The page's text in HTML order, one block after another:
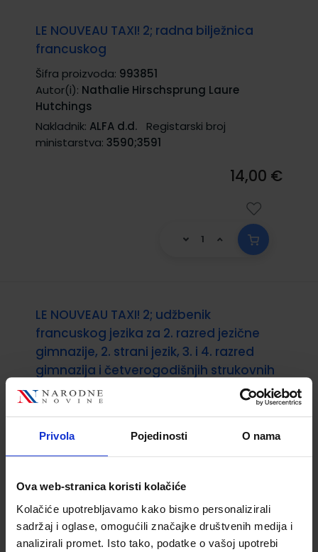
Privola Pojedinosti O nama
Ova web-stranica koristi kolačiće
Kolačiće upotrebljavamo kako bismo personalizirali
sadržaj i oglase, omogućili značajke društvenih medija i
analizirali promet. Isto tako, podatke o vašoj upotrebi
LE NOUVEAU TAXI! 2; radna bilježnica
francuskog
Šifra proizvoda: 993851
Autor(i): Nathalie Hirschsprung Laure
Hutchings
Nakladnik: ALFA d.d.
Registarski broj
ministarstva: 3590;3591
14,00 €
LE NOUVEAU TAXI! 2; udžbenik
francuskog jezika za 2. razred jezične
gimnazije, 2. strani jezik, 3. i 4. razred
gimnazija i četverogodišnjih strukovnih
škola, 2. strani jezik
Šifra proizvoda:993850
Autor(i):
Annie Berthet Veronique Kizirian
ministarstva: 4008;4009
22,00 €